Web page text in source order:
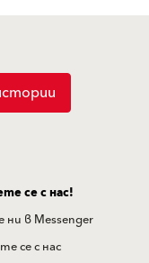
се с нас!
в Messenger
се с нас